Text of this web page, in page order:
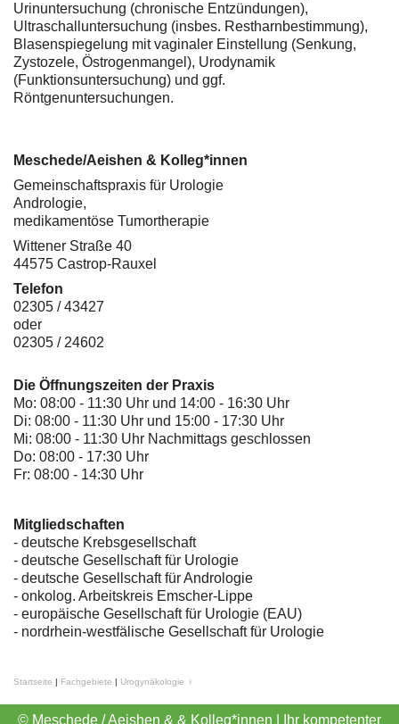
Urinuntersuchung (chronische Entzündungen),
Ultraschalluntersuchung (insbes. Restharnbestimmung),
Blasenspiegelung mit vaginaler Einstellung (Senkung,
Zystozele, Östrogenmangel), Urodynamik
(Funktionsuntersuchung) und ggf.
Röntgenuntersuchungen.
Meschede/Aeishen & Kolleg*innen
Gemeinschaftspraxis für Urologie
Andrologie,
medikamentöse Tumortherapie
Wittener Straße 40
44575 Castrop-Rauxel
Telefon
02305 / 43427
oder
02305 / 24602
Die Öffnungszeiten der Praxis
Mo: 08:00 - 11:30 Uhr und 14:00 - 16:30 Uhr
Di: 08:00 - 11:30 Uhr und 15:00 - 17:30 Uhr
Mi: 08:00 - 11:30 Uhr Nachmittags geschlossen
Do: 08:00 - 17:30 Uhr
Fr: 08:00 - 14:30 Uhr
Mitgliedschaften
- deutsche Krebsgesellschaft
- deutsche Gesellschaft für Urologie
- deutsche Gesellschaft für Andrologie
- onkolog. Arbeitskreis Emscher-Lippe
- europäische Gesellschaft für Urologie (EAU)
- nordrhein-westfälische Gesellschaft für Urologie
Startseite | Fachgebiete | Urogynäkologie ♀
© Meschede / Aeishen & & Kolleg*innen | Ihr kompetenter